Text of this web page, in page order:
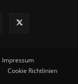
Impressum
Cookie Richtlinien